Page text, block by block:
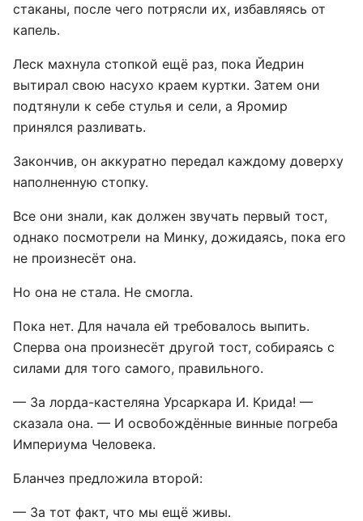
стаканы, после чего потрясли их, избавляясь от
капель.
Леск махнула стопкой ещё раз, пока Йедрин
вытирал свою насухо краем куртки. Затем они
подтянули к себе стулья и сели, а Яромир
принялся разливать.
Закончив, он аккуратно передал каждому доверху
наполненную стопку.
Все они знали, как должен звучать первый тост,
однако посмотрели на Минку, дожидаясь, пока его
не произнесёт она.
Но она не стала. Не смогла.
Пока нет. Для начала ей требовалось выпить.
Сперва она произнесёт другой тост, собираясь с
силами для того самого, правильного.
— За лорда-кастеляна Урсаркара И. Крида! —
сказала она. — И освобождённые винные погреба
Империума Человека.
Бланчез предложила второй:
— За тот факт, что мы ещё живы.